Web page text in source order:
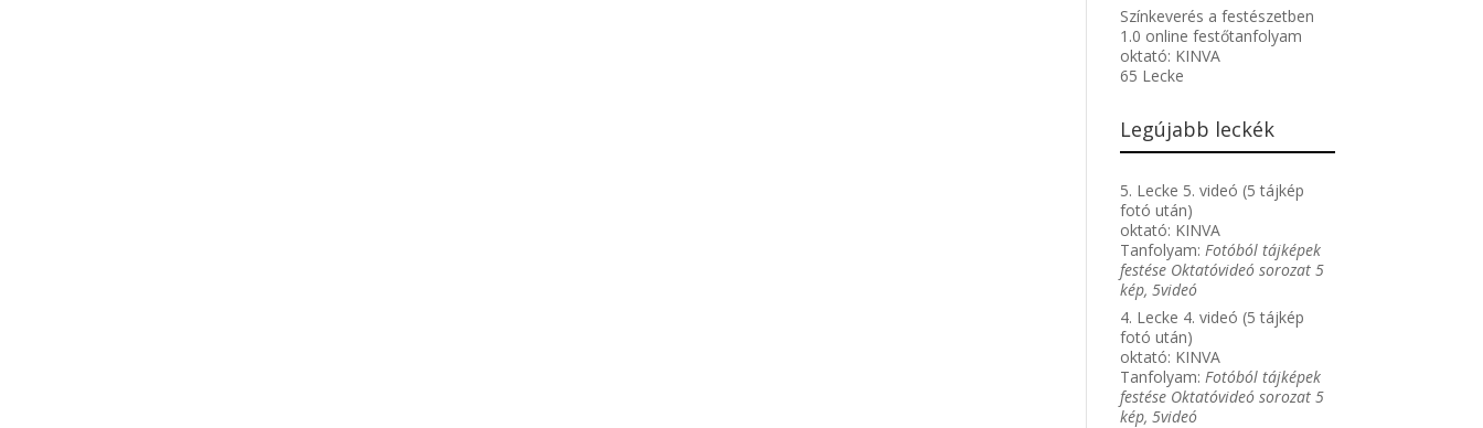
Színkeverés a festészetben
1.0 online festőtanfolyam
oktató: KINVA
65 Lecke
Legújabb leckék
5. Lecke 5. videó (5 tájkép
fotó után)
oktató: KINVA
Tanfolyam:Fotóból tájképek
festése Oktatóvideó sorozat 5
kép, 5videó
4. Lecke 4. videó (5 tájkép
fotó után)
oktató: KINVA
Tanfolyam:Fotóból tájképek
festése Oktatóvideó sorozat 5
kép, 5videó